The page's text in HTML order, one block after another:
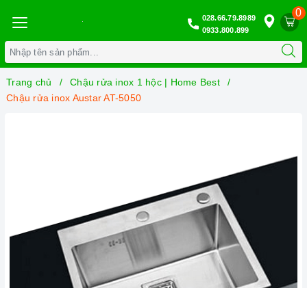
0
028.66.79.8989
0933.800.899
Trang chủ
Chậu rửa inox 1 hộc | Home Best
Chậu rửa inox Austar AT-5050